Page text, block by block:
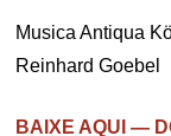
Musica Antiqua
Reinhard Goebel
BAIXE AQUI —